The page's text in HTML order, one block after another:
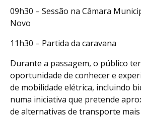
09h30 – Sessão na Câmara
Novo
11h30 – Partida da caravana
Durante a passagem, o público
oportunidade de conhecer e
de mobilidade elétrica, incluindo
numa iniciativa que pretende
de alternativas de transporte